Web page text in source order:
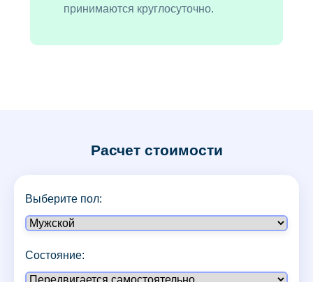
принимаются круглосуточно.
Расчет стоимости
Выберите пол:
Состояние: